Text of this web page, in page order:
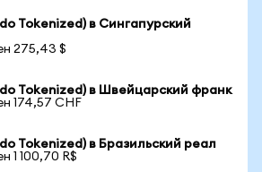
Tokenized) в Сингапурский
275,43 $
Tokenized) в Швейцарский франк
174,57 CHF
Tokenized) в Бразильский реал
1 100,70 R$